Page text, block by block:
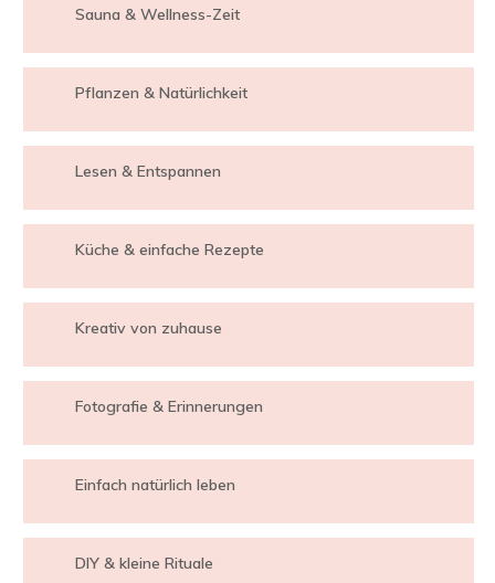
Sauna & Wellness-Zeit
Pflanzen & Natürlichkeit
Lesen & Entspannen
Küche & einfache Rezepte
Kreativ von zuhause
Fotografie & Erinnerungen
Einfach natürlich leben
DIY & kleine Rituale